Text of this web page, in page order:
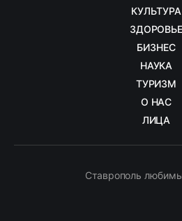
КУЛЬТУРА
ЗДОРОВЬЕ
БИЗНЕС
НАУКА
ТУРИЗМ
О НАС
ЛИЦА
Ставрополь